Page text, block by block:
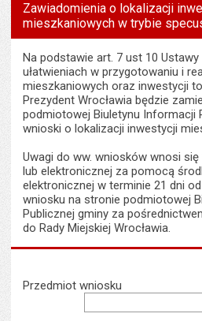
Zawiadomienia o lokalizacji
mieszkaniowych w trybie
Na podstawie art. 7 ust 10 Ustawy
ułatwieniach w przygotowaniu i
mieszkaniowych oraz inwestycji
Prezydent Wrocławia będzie
podmiotowej Biuletynu Informacji
wnioski o lokalizacji inwestycji
Uwagi do ww. wniosków wnosi
lub elektronicznej za pomocą
elektronicznej w terminie 21 dni
wniosku na stronie podmiotowej
Publicznej gminy za
do Rady Miejskiej Wrocławia.
Wyszukiwarka
Przedmiot wniosku